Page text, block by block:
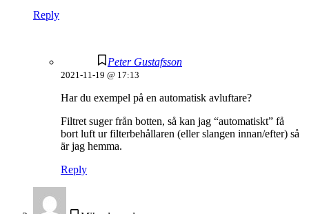
Reply
Peter Gustafsson
2021-11-19 @ 17:13
Har du exempel på en automatisk avluftare?
Filtret suger från botten, så kan jag “automatiskt” få
bort luft ur filterbehållaren (eller slangen innan/efter) så
är jag hemma.
Reply